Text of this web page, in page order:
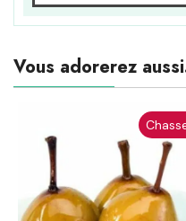
Vous adorerez